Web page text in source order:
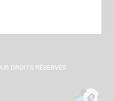
DROITS RÉSERVÉS